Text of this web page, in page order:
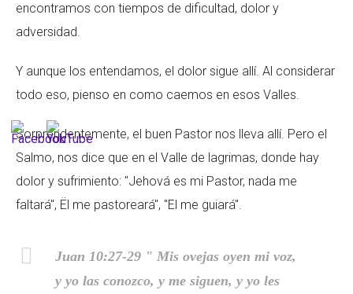
encontramos con tiempos de dificultad, dolor y
adversidad.
Y aunque los entendamos, el dolor sigue allí. Al considerar
todo eso, pienso en como caemos en esos Valles.
Sorprendentemente, el buen Pastor nos lleva allí. Pero el
Salmo, nos dice que en el Valle de lagrimas, donde hay
dolor y sufrimiento: "Jehová es mi Pastor, nada me
faltará", Ël me pastoreará", "El me guiará".
Juan 10:27-29 " Mis ovejas oyen mi voz,
y yo las conozco, y me siguen, y yo les